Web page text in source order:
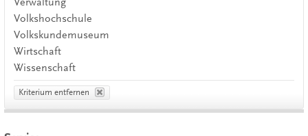
Volkshochschule
Volkskundemuseum
Wirtschaft
Wissenschaft
Kriterium entfernen